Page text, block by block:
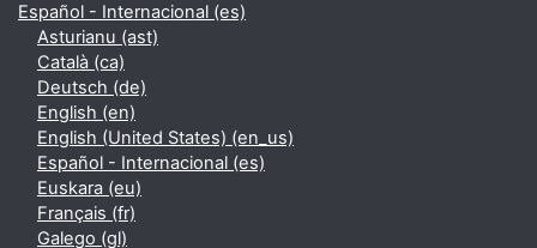
Español - Internacional ‎(es)‎
Asturianu ‎(ast)‎
Català ‎(ca)‎
Deutsch ‎(de)‎
English ‎(en)‎
English (United States) ‎(en_us)‎
Español - Internacional ‎(es)‎
Euskara ‎(eu)‎
Français ‎(fr)‎
Galego ‎(gl)‎